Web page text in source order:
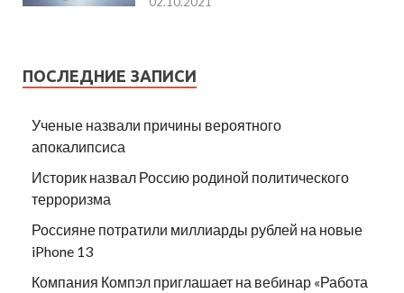
ПОСЛЕДНИЕ ЗАПИСИ
Ученые назвали причины вероятного
апокалипсиса
Историк назвал Россию родиной политического
терроризма
Россияне потратили миллиарды рублей на новые
iPhone 13
Компания Компэл приглашает на вебинар «Работа